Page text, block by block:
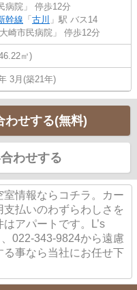
病院」 停歩12分
幹線 「 古川 」駅 バス14
崎市民病院」 停歩12分
㎡)
3月(築21年)
わせする(無料)
わせする
情報ならコチラ。カー
支払いのわずらわしさを
アパートです。L’s
022-343-9824から遠慮
事なら当社にお任せ下